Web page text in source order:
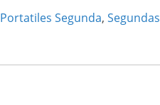
Portatiles Segunda, Segundas